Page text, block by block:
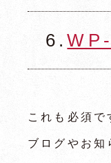
6.
これも必須で
ブログやお知
トップページ